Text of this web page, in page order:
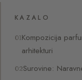
KAZALO
Kompozicija
arhitekturi
Surovine: